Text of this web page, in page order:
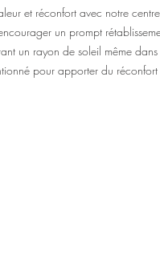
et réconfort avec notre
un prompt
un rayon de soleil même dans
pour apporter du réconfort